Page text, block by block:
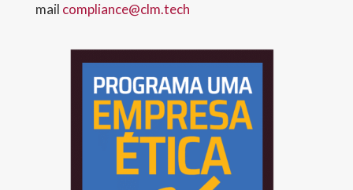
mail compliance@clm.tech